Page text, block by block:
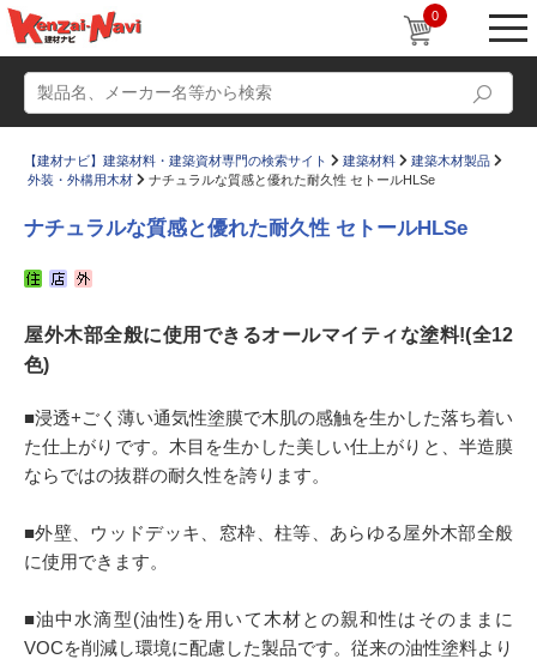
0
かたなび コラム
Q＆A 販売・施工代理店募集
お気に入り
【建材ナビ】建築材料・建築資材専門の検索サイト 建築材料
建築木材製品
外装・外構用木材
ナチュラルな質感と優れた耐久性 セトールHLSe
ナチュラルな質感と優れた耐久性 セトールHLSe
屋外木部全般に使用できるオールマイティな塗料!(全12
色)
■浸透+ごく薄い通気性塗膜で木肌の感触を生かした落ち着い
た仕上がりです。木目を生かした美しい仕上がりと、半造膜
ならではの抜群の耐久性を誇ります。
■外壁、ウッドデッキ、窓枠、柱等、あらゆる屋外木部全般
に使用できます。
■油中水滴型(油性)を用いて木材との親和性はそのままに
VOCを削減し環境に配慮した製品です。従来の油性塗料より